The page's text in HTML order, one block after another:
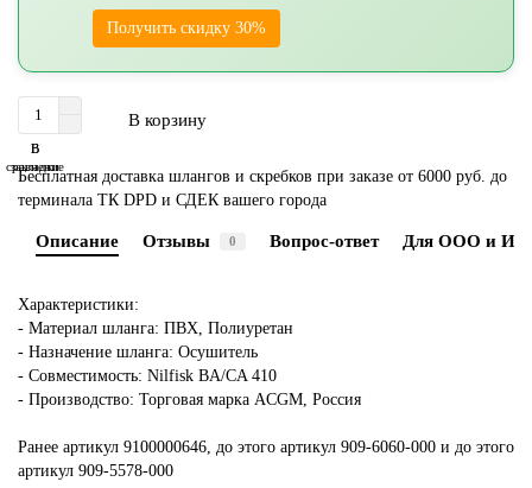
Получить скидку 30%
В корзину
В
закладки
В
сравнение
Бесплатная доставка шлангов и скребков при заказе от 6000 руб. до
терминала ТК DPD и СДЕК вашего города
Описание Отзывы 0 Вопрос-ответ Для ООО и ИП
Характеристики:
- Материал шланга: ПВХ, Полиуретан
- Назначение шланга: Осушитель
- Совместимость: Nilfisk BA/CA 410
- Производство: Торговая марка ACGM, Россия
Ранее артикул 9100000646, до этого артикул 909-6060-000 и до этого
артикул 909-5578-000